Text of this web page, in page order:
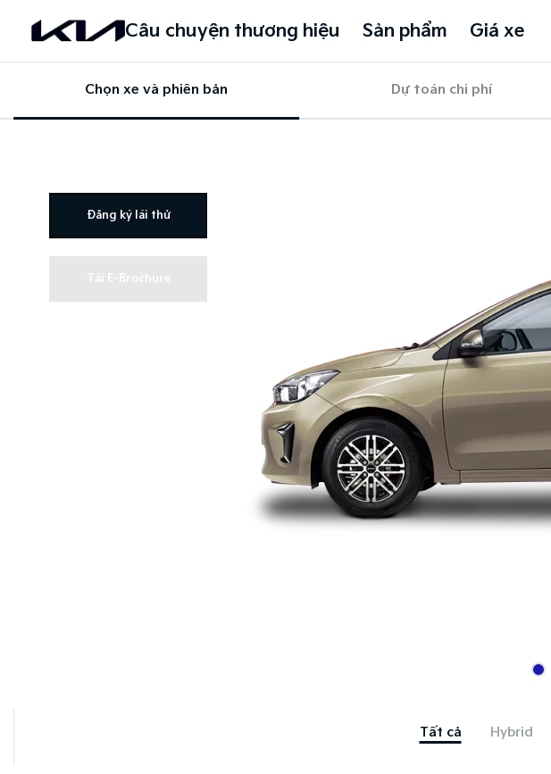
Câu chuyện thương hiệu Sản phẩm Giá xe
Chọn xe và phiên bản Dự toán chi phí
Đăng ký lái thử
Tải E-Brochure
Tất cả Hybrid